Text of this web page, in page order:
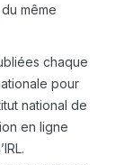
même
chaque
pour
national de
en ligne